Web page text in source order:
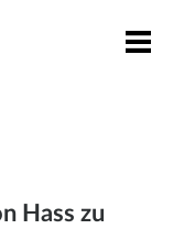
Hass zu